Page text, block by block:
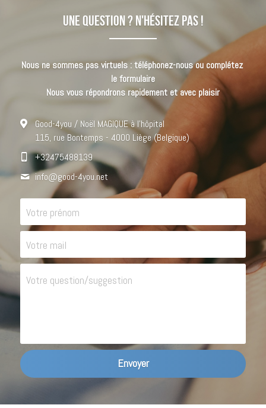
Une question ? N'hésitez pas !
Nous ne sommes pas virtuels : téléphonez-nous ou complétez
le formulaire
Nous vous répondrons rapidement et avec plaisir
Good-4you / Noël MAGIQUE à l'hôpital
115, rue Bontemps - 4000 Liège (Belgique)
+32475488139
info@good-4you.net
Votre prénom
Votre mail
Votre question/suggestion
Envoyer